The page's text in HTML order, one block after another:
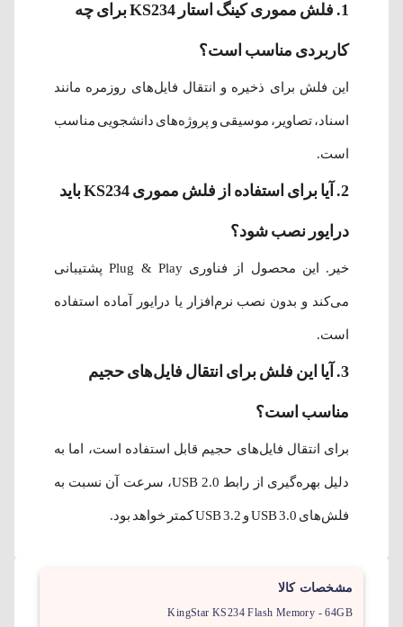
1. فلش مموری کینگ استار KS234 برای چه
کاربردی مناسب است؟
این فلش برای ذخیره و انتقال فایل‌های روزمره مانند
اسناد، تصاویر، موسیقی و پروژه‌های دانشجویی مناسب
است.
2. آیا برای استفاده از فلش مموری KS234 باید
درایور نصب شود؟
خیر. این محصول از فناوری Plug & Play پشتیبانی
می‌کند و بدون نصب نرم‌افزار یا درایور آماده استفاده
است.
3. آیا این فلش برای انتقال فایل‌های حجیم
مناسب است؟
برای انتقال فایل‌های حجیم قابل استفاده است، اما به
دلیل بهره‌گیری از رابط USB 2.0، سرعت آن نسبت به
فلش‌های USB 3.0 و USB 3.2 کمتر خواهد بود.
مشخصات کالا
KingStar KS234 Flash Memory - 64GB